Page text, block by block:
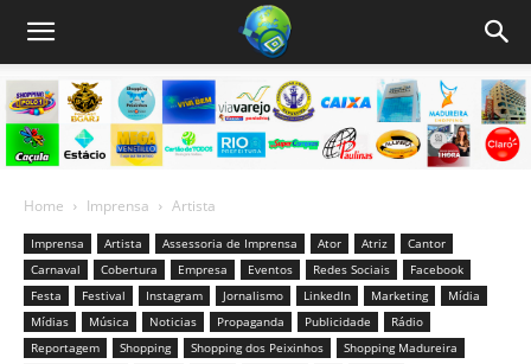
Home Imprensa Artista
Imprensa Artista Assessoria de Imprensa Ator Atriz
Cantor
Carnaval
Cobertura Empresa Eventos Redes Sociais
Facebook
Festa
Festival Instagram Jornalismo LinkedIn Marketing
Mídia
Mídias
Música Noticias Propaganda Publicidade
Rádio
Reportagem
Shopping Shopping dos Peixinhos
Shopping Madureira